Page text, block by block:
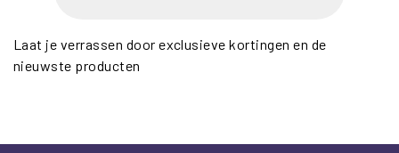
Laat je verrassen door exclusieve kortingen en de
nieuwste producten